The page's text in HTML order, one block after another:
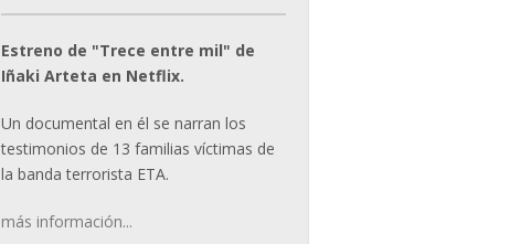
Estreno de "Trece entre mil" de
Iñaki Arteta en Netflix.
Un documental en él se narran los
testimonios de 13 familias víctimas de
la banda terrorista ETA.
más información...